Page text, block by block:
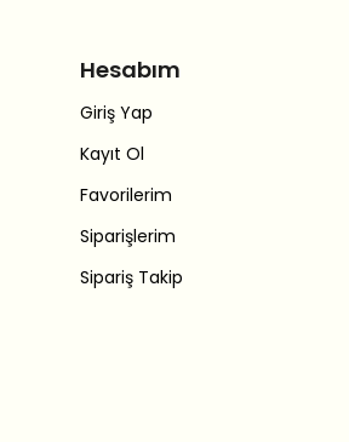
Hesabım
Giriş Yap
Kayıt Ol
Favorilerim
Siparişlerim
Sipariş Takip